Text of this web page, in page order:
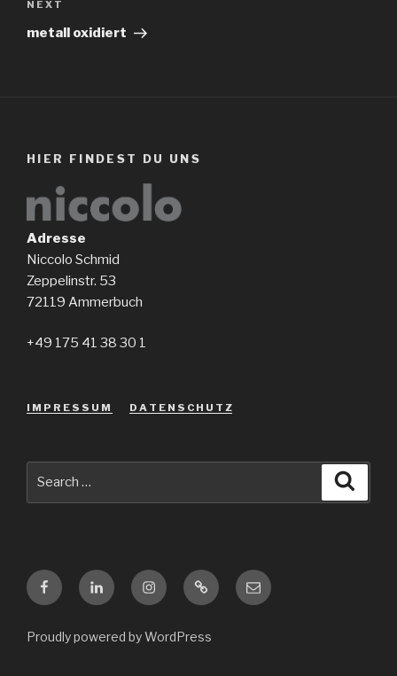
Next
Post
NEXT
metall oxidiert
HIER FINDEST DU UNS
Adresse
Niccolo Schmid
Zeppelinstr. 53
72119 Ammerbuch
+49 175 41 38 30 1
I M P R E S S U M D A T E N S C H U T Z
FacebookLinkedInInstagramGoogle E-
Mail
Proudly powered by WordPress